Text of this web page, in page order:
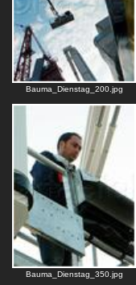
Bauma_Dienstag_200.jpg
Bauma_Dienstag_350.jpg